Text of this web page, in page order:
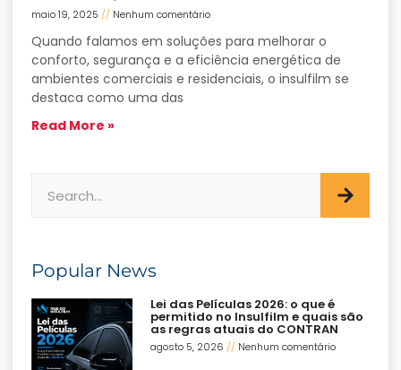
maio 19, 2025 Nenhum comentário
Quando falamos em soluções para melhorar o
conforto, segurança e a eficiência energética de
ambientes comerciais e residenciais, o insulfilm se
destaca como uma das
Read More »
Popular News
Lei das Películas 2026: o que é
permitido no Insulfilm e quais são
as regras atuais do CONTRAN
agosto 5, 2026 Nenhum comentário